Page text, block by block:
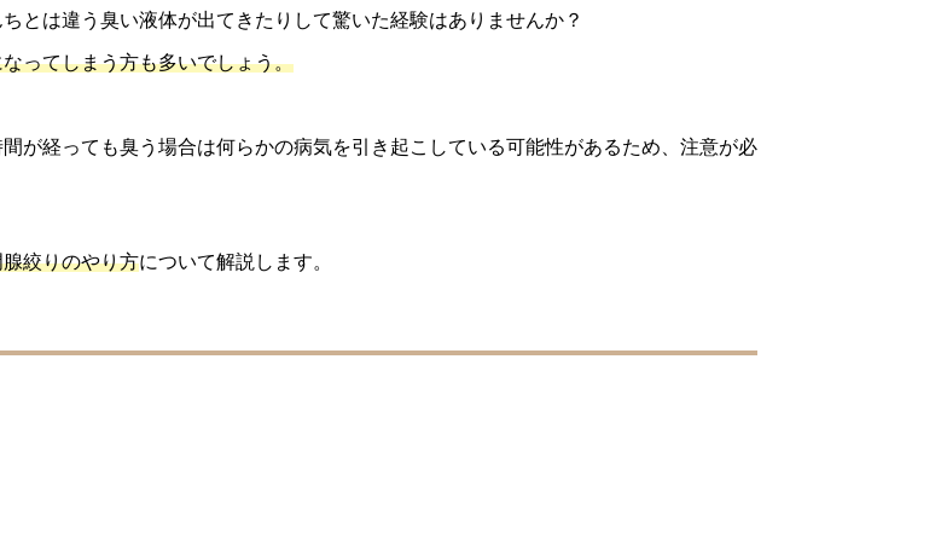
とは違う臭い液体が出てきたりして驚いた経験はありませんか？
ってしまう方も多いでしょう。
が経っても臭う場合は何らかの病気を引き起こしている可能性があるため、注意が必
絞りのやり方について解説します。